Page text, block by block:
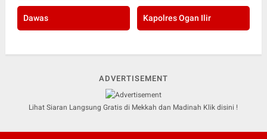
Dawas Kapolres Ogan Ilir
ADVERTISEMENT
Lihat Siaran Langsung Gratis di Mekkah dan Madinah Klik disini !